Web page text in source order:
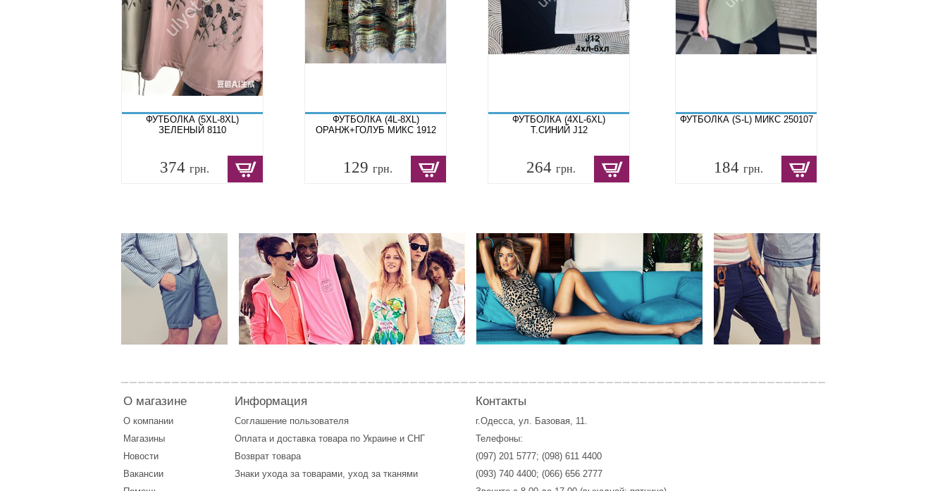
ФУТБОЛКА (5XL-8XL)
ЗЕЛЕНЫЙ 8110
374 грн.
ФУТБОЛКА (4L-8XL)
ОРАНЖ+ГОЛУБ МИКС 1912
129 грн.
ФУТБОЛКА (4XL-6XL)
Т.СИНИЙ J12
264 грн.
ФУТБОЛКА (S-L) МИКС 250107
184 грн.
О магазине
О компании
Магазины
Новости
Вакансии
Информация
Соглашение пользователя
Оплатаи доставка товара по Украине и СНГ
Возврат товара
Знаки ухода за товарами, уход за тканями
Контакты
г.Одесса, ул. Базовая, 11.
Телефоны:
(097) 201 5777; (098) 611 4400
(093) 740 4400; (066) 656 2777